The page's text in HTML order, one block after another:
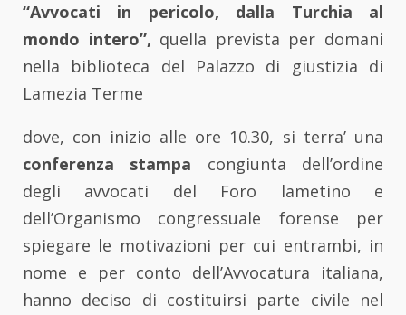
“Avvocati in pericolo, dalla Turchia al
mondo intero”, quella prevista per domani
nella biblioteca del Palazzo di giustizia di
Lamezia Terme
dove, con inizio alle ore 10.30, si terra’ una
conferenza stampa congiunta dell’ordine
degli avvocati del Foro lametino e
dell’Organismo congressuale forense per
spiegare le motivazioni per cui entrambi, in
nome e per conto dell’Avvocatura italiana,
hanno deciso di costituirsi parte civile nel